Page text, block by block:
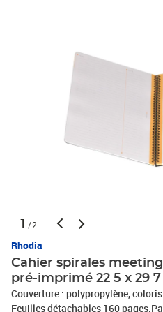
1 /2
Rhodia
Cahier spirales
pré-imprimé 22 5 x 29
Couverture : polypropylène,
Feuilles détachables 160